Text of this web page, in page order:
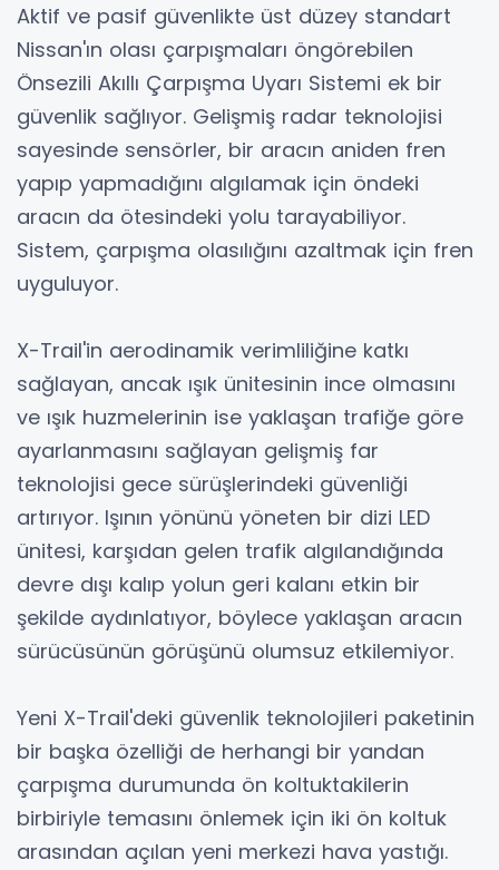
Aktif ve pasif güvenlikte üst düzey standart
Nissan'ın olası çarpışmaları öngörebilen
Önsezili Akıllı Çarpışma Uyarı Sistemi ek bir
güvenlik sağlıyor. Gelişmiş radar teknolojisi
sayesinde sensörler, bir aracın aniden fren
yapıp yapmadığını algılamak için öndeki
aracın da ötesindeki yolu tarayabiliyor.
Sistem, çarpışma olasılığını azaltmak için fren
uyguluyor.
X-Trail'in aerodinamik verimliliğine katkı
sağlayan, ancak ışık ünitesinin ince olmasını
ve ışık huzmelerinin ise yaklaşan trafiğe göre
ayarlanmasını sağlayan gelişmiş far
teknolojisi gece sürüşlerindeki güvenliği
artırıyor. Işının yönünü yöneten bir dizi LED
ünitesi, karşıdan gelen trafik algılandığında
devre dışı kalıp yolun geri kalanı etkin bir
şekilde aydınlatıyor, böylece yaklaşan aracın
sürücüsünün görüşünü olumsuz etkilemiyor.
Yeni X-Trail'deki güvenlik teknolojileri paketinin
bir başka özelliği de herhangi bir yandan
çarpışma durumunda ön koltuktakilerin
birbiriyle temasını önlemek için iki ön koltuk
arasından açılan yeni merkezi hava yastığı.